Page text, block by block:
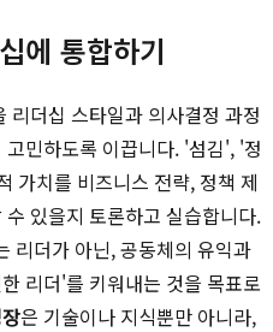
에 통합하기
리더십 스타일과 의사결정 과정
민하도록 이끕니다. '섬김', '정
가치를 비즈니스 전략, 정책 제
있을지 토론하고 실습합니다.
리더가 아닌, 공동체의 유익과
리더'를 키워내는 것을 목표로
은 기술이나 지식뿐만 아니라,